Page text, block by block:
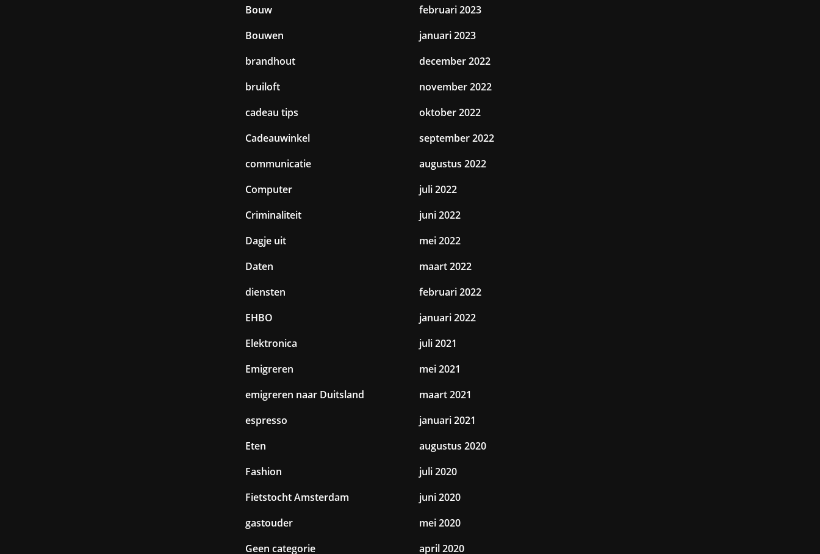
Bouw
Bouwen
brandhout
bruiloft
cadeau tips
Cadeauwinkel
communicatie
Computer
Criminaliteit
Dagje uit
Daten
diensten
EHBO
Elektronica
Emigreren
emigreren naar Duitsland
espresso
Eten
Fashion
Fietstocht Amsterdam
gastouder
Geen categorie
februari 2023
januari 2023
december 2022
november 2022
oktober 2022
september 2022
augustus 2022
juli 2022
juni 2022
mei 2022
maart 2022
februari 2022
januari 2022
juli 2021
mei 2021
maart 2021
januari 2021
augustus 2020
juli 2020
juni 2020
mei 2020
april 2020